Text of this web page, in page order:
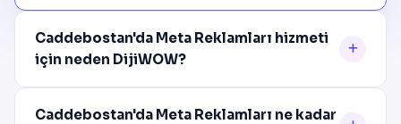
Caddebostan'da Meta Reklamları hizmeti
için neden DijiWOW?
Caddebostan'da Meta Reklamları ne kadar